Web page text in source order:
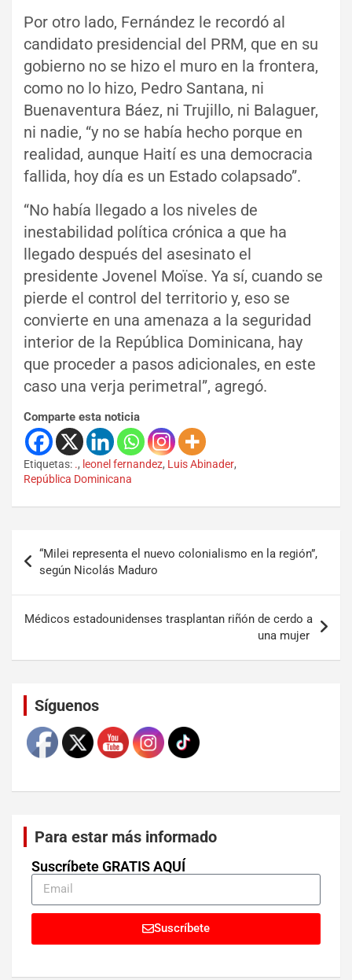
Por otro lado, Fernández le recordó al
candidato presidencial del PRM, que en su
gobierno no se hizo el muro en la frontera,
como no lo hizo, Pedro Santana, ni
Buenaventura Báez, ni Trujillo, ni Balaguer,
ni nadie, “y no se había hecho porque en
realidad, aunque Haití es una democracia
fallida, hoy día es un Estado colapsado”.
“No había llegado a los niveles de
inestabilidad política crónica a que ha
llegado después del asesinato el
presidente Jovenel Moïse. Ya sí, cuando se
pierde el control del territorio y, eso se
convierte en una amenaza a la seguridad
interior de la República Dominicana, hay
que proceder a pasos adicionales, en este
caso una verja perimetral”, agregó.
Comparte esta noticia
Etiquetas: ., leonel fernandez, Luis Abinader,
República Dominicana
“Milei representa el nuevo colonialismo en la región”,
según Nicolás Maduro
Médicos estadounidenses trasplantan riñón de cerdo a
una mujer
Síguenos
Para estar más informado
Suscríbete GRATIS AQUÍ
Suscríbete